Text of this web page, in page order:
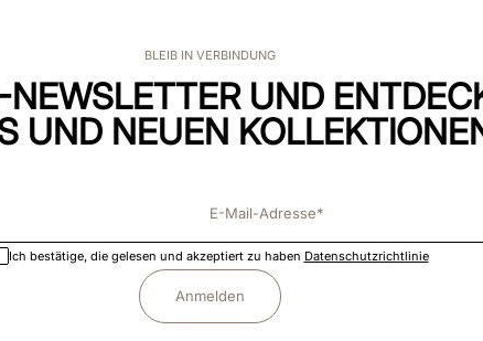
BLEIB IN VERBINDUNG
UND
UND NEUEN
Ich bestätige, die gelesen und akzeptiert zu haben Datenschutzrichtlinie
Anmelden